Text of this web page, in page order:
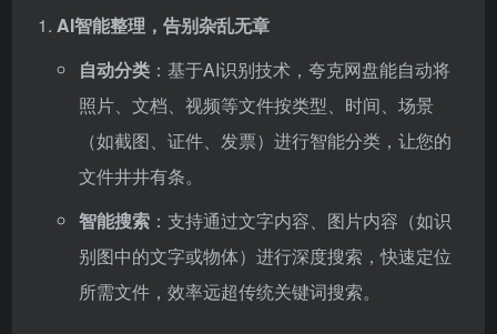
AI智能整理，告别杂乱无章
自动分类 ：基于AI识别技术，夸克网盘能自动将
照片、文档、视频等文件按类型、时间、场景
（如截图、证件、发票）进行智能分类，让您的
文件井井有条。
智能搜索 ：支持通过文字内容、图片内容（如识
别图中的文字或物体）进行深度搜索，快速定位
所需文件，效率远超传统关键词搜索。